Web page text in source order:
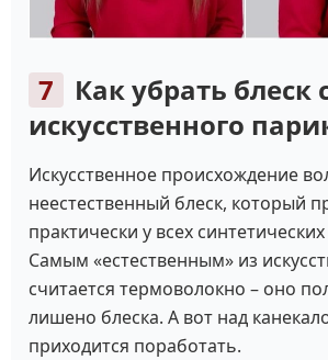
Как убрать блеск
искусственного
Искусственное происхождение
неестественный блеск, который
практически у всех
Самым «естественным» из
считается термоволокно – оно
лишено блеска. А вот над
приходится поработать.